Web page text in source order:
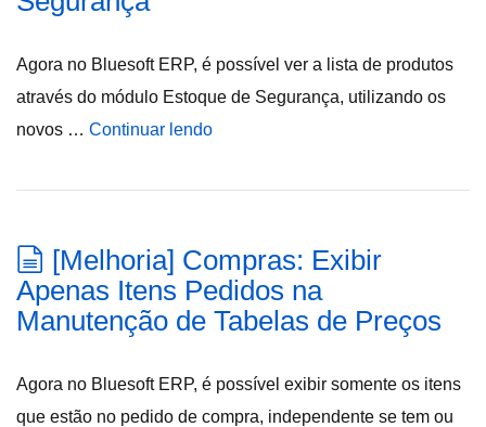
Agora no Bluesoft ERP, é possível ver a lista de produtos
através do módulo Estoque de Segurança, utilizando os
novos … Continuar lendo
[Melhoria] Compras: Exibir
Apenas Itens Pedidos na
Manutenção de Tabelas de Preços
Agora no Bluesoft ERP, é possível exibir somente os itens
que estão no pedido de compra, independente se tem ou